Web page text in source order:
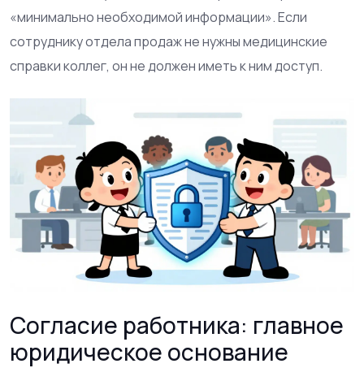
«минимально необходимой информации». Если
сотруднику отдела продаж не нужны медицинские
справки коллег, он не должен иметь к ним доступ.
Согласие работника: главное
юридическое основание